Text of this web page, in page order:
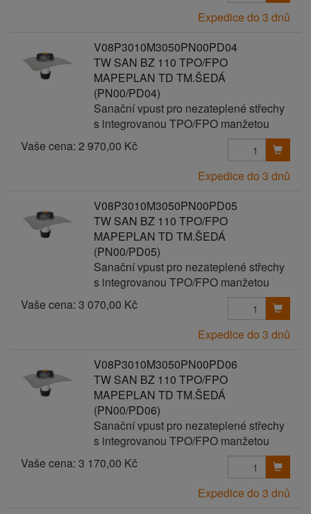
Expedice do 3 dnů
V08P3010M3050PN00PD04
TW SAN BZ 110 TPO/FPO
MAPEPLAN TD TM.ŠEDÁ
(PN00/PD04)
Sanační vpust pro nezateplené střechy
s integrovanou TPO/FPO manžetou
Vaše cena: 2 970,00 Kč
Expedice do 3 dnů
V08P3010M3050PN00PD05
TW SAN BZ 110 TPO/FPO
MAPEPLAN TD TM.ŠEDÁ
(PN00/PD05)
Sanační vpust pro nezateplené střechy
s integrovanou TPO/FPO manžetou
Vaše cena: 3 070,00 Kč
Expedice do 3 dnů
V08P3010M3050PN00PD06
TW SAN BZ 110 TPO/FPO
MAPEPLAN TD TM.ŠEDÁ
(PN00/PD06)
Sanační vpust pro nezateplené střechy
s integrovanou TPO/FPO manžetou
Vaše cena: 3 170,00 Kč
Expedice do 3 dnů